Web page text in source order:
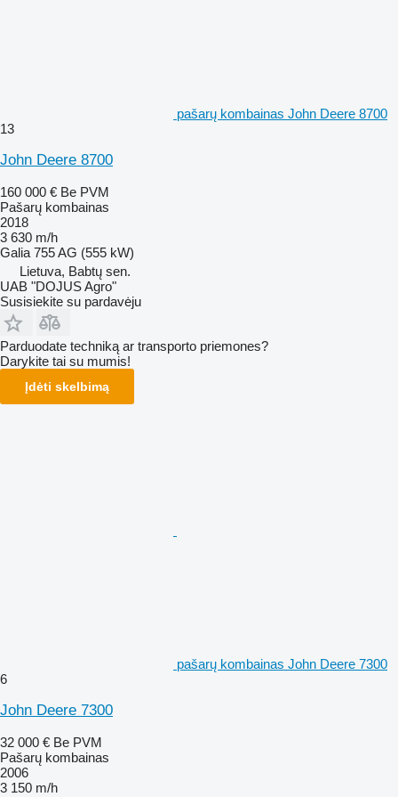
pašarų kombainas John Deere 8700
13
John Deere 8700
160 000 € Be PVM
Pašarų kombainas
2018
3 630 m/h
Galia 755 AG (555 kW)
Lietuva, Babtų sen.
UAB "DOJUS Agro"
Susisiekite su pardavėju
Parduodate techniką ar transporto priemones?
Darykite tai su mumis!
Įdėti skelbimą
pašarų kombainas John Deere 7300
6
John Deere 7300
32 000 € Be PVM
Pašarų kombainas
2006
3 150 m/h